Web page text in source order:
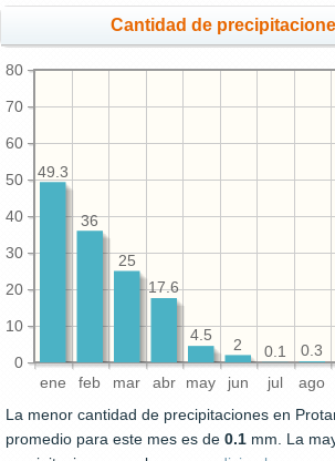
Cantidad de
ene feb mar abr may jun jul ago
0
10
20
30
40
50
60
70
80
0.3
0.1
2
4.5
17.6
25
36
49.3
La menor cantidad de precipitaciones en
promedio para este mes es de 0.1 mm. La